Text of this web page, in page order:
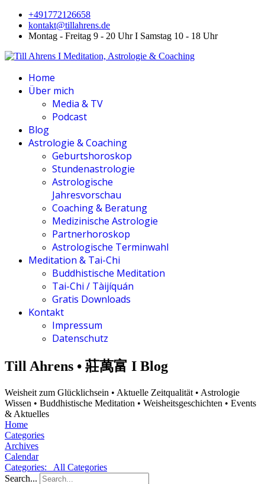
+491772126658
kontakt@tillahrens.de
Montag - Freitag 9 - 20 Uhr I Samstag 10 - 18 Uhr
Home
Über mich
Media & TV
Podcast
Blog
Astrologie & Coaching
Geburtshoroskop
Stundenastrologie
Astrologische
Jahresvorschau
Coaching & Beratung
Medizinische Astrologie
Partnerhoroskop
Astrologische Terminwahl
Meditation & Tai-Chi
Buddhistische Meditation
Tai-Chi / Tàijíquán
Gratis Downloads
Kontakt
Impressum
Datenschutz
Till Ahrens • 莊萬富 I Blog
Weisheit zum Glücklichsein • Aktuelle Zeitqualität • Astrologie
Wissen • Buddhistische Meditation • Weisheitsgeschichten • Events
& Aktuelles
Home
Categories
Archives
Calendar
Categories:
All Categories
Search...